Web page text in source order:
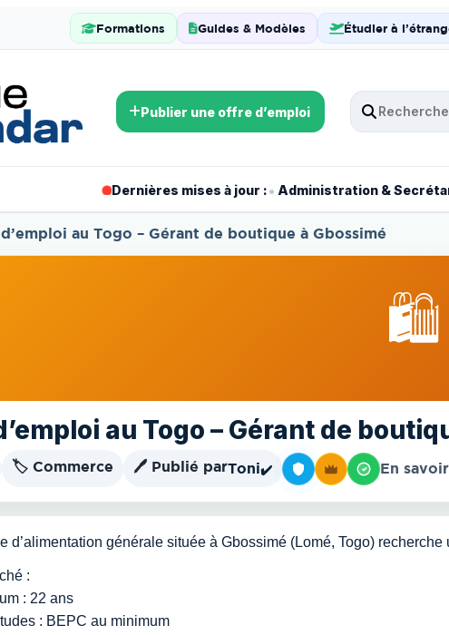
Formations Guides & Modèles Étudier à
Publier une offre d’emploi
Dernières mises à jour :• Administration &
au Togo – Gérant de boutique à Gbossimé
🛍️
au Togo – Gérant de
🏷️ Commerce 🖊️ Publié parToni✔️ En
d’alimentation générale située à Gbossimé (Lomé, Togo) recherche
:
: 22 ans
: BEPC au minimum